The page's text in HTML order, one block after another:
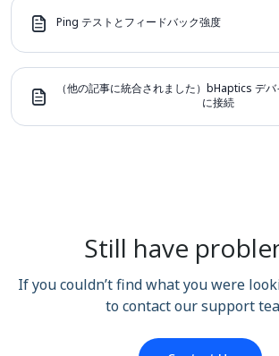
Ping テストとフィードバック強度
（他の記事に統合されました）bHaptics デバ
に接続
Still have
If you couldn’t find what you were
to contact our support